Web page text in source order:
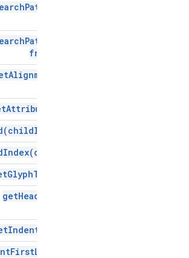
Pattern)
Pattern
from)
Alignment(
Attributes(
childIndex)
Index(child)
GlyphType(
getHeading(
Indent
FirstLine(